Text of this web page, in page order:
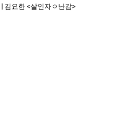
김요한 <살인자ㅇ난감>